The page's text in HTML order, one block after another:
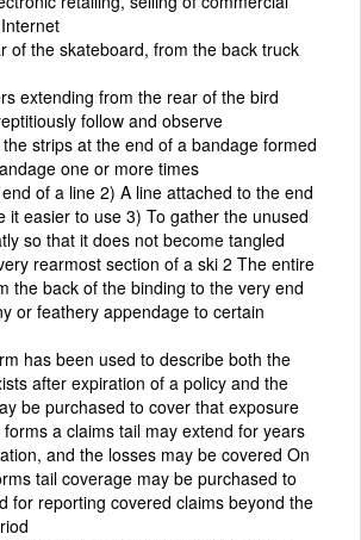
of the skateboard, from the back truck
extending from the rear of the bird
follow and observe
strips at the end of a bandage formed
one or more times
of a line 2) A line attached to the end
it easier to use 3) To gather the unused
so that it does not become tangled
rearmost section of a ski 2 The entire
the back of the binding to the very end
or feathery appendage to certain
has been used to describe both the
after expiration of a policy and the
be purchased to cover that exposure
a claims tail may extend for years
and the losses may be covered On
tail coverage may be purchased to
for reporting covered claims beyond the